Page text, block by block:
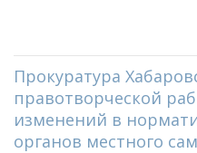
Прокуратура
правотворческой
изменений в
органов местного